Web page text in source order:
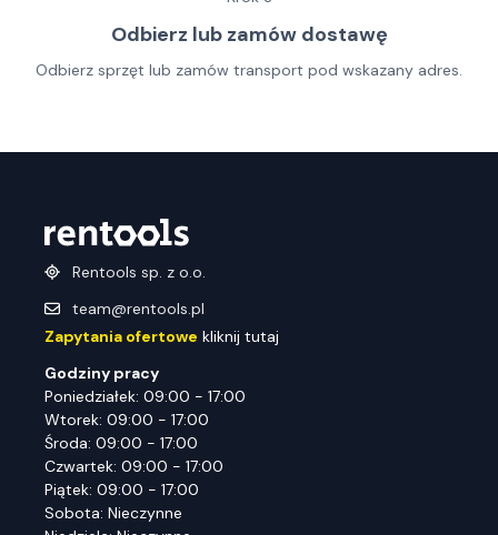
Odbierz lub zamów dostawę
Odbierz sprzęt lub zamów transport pod wskazany adres.
Rentools sp. z o.o.
team@rentools.pl
Zapytania ofertowe kliknij tutaj
Godziny pracy
Poniedziałek: 09:00 - 17:00
Wtorek: 09:00 - 17:00
Środa: 09:00 - 17:00
Czwartek: 09:00 - 17:00
Piątek: 09:00 - 17:00
Sobota: Nieczynne